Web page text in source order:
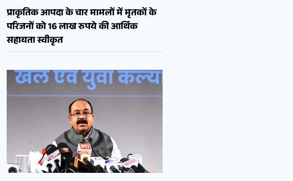
प्राकृतिक आपदा के चार मामलों में मृतकों के
परिजनों को 16 लाख रुपये की आर्थिक
सहायता स्वीकृत